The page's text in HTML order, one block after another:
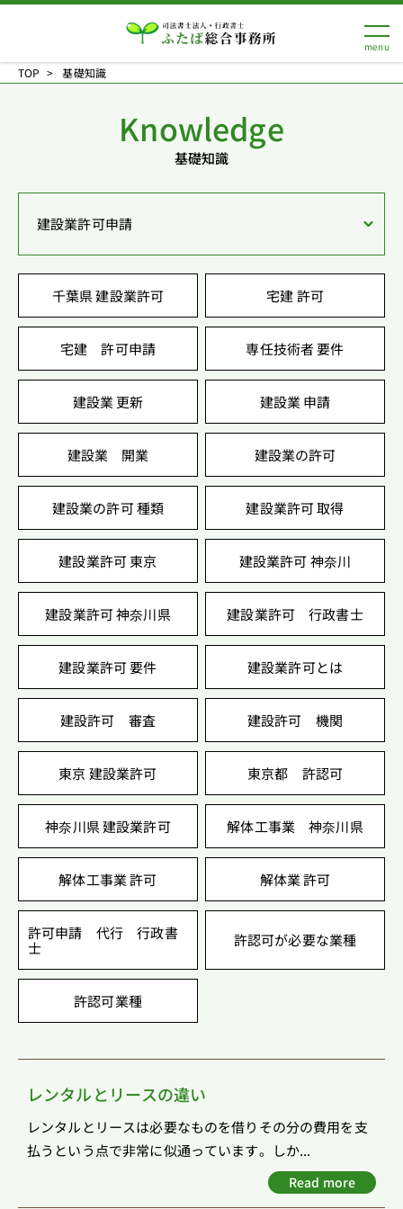
TOP 基礎知識
Knowledge
基礎知識
建設業許可申請
千葉県 建設業許可 宅建 許可
宅建 許可申請 専任技術者 要件
建設業 更新 建設業 申請
建設業 開業 建設業の許可
建設業の許可 種類 建設業許可 取得
建設業許可 東京 建設業許可 神奈川
建設業許可 神奈川県 建設業許可 行政書士
建設業許可 要件 建設業許可とは
建設許可 審査 建設許可 機関
東京 建設業許可 東京都 許認可
神奈川県 建設業許可 解体工事業 神奈川県
解体工事業 許可 解体業 許可
許可申請 代行 行政書
士
許認可が必要な業種
許認可業種
レンタルとリースの違い
レンタルとリースは必要なものを借りその分の費用を支
払うという点で非常に似通っています。しか...
Read more